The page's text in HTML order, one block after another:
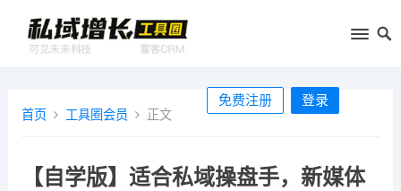
免费注册 登录
首页 工具圈会员 正文
【自学版】适合私域操盘手，新媒体